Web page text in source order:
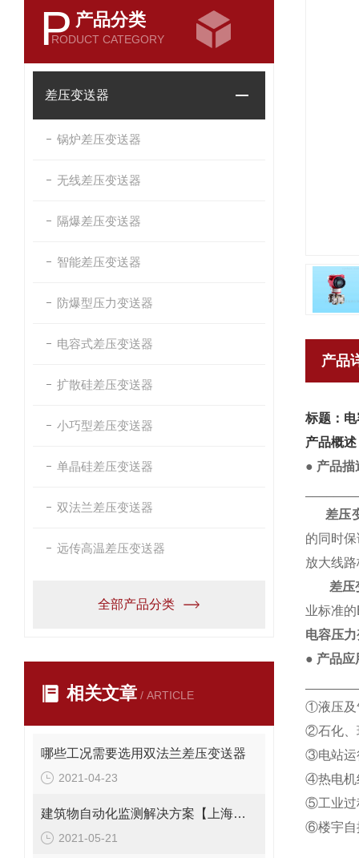
P 产品分类
RODUCT CATEGORY
差压变送器
锅炉差压变送器
无线差压变送器
隔爆差压变送器
智能差压变送器
防爆型压力变送器
电容式差压变送器
扩散硅差压变送器
小巧型差压变送器
单晶硅差压变送器
双法兰差压变送器
远传高温差压变送器
全部产品分类
相关文章 / ARTICLE
哪些工况需要选用双法兰差压变送器
2021-04-23
建筑物自动化监测解决方案【上海朝辉沉降自动化监测】
2021-05-21
产品
标题：
产品概述
● 产品描
差压
的同时
放大线
差压
业标准
电容压
● 产品应
①液压及
②石化、
③电站运
④热电机
⑤工业过
⑥楼宇自